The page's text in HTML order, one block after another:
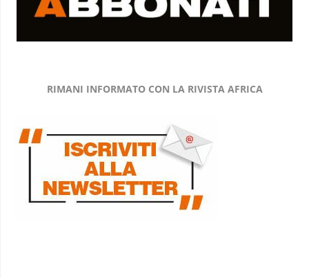
RIMANI INFORMATO CON LA RIVISTA AFRICA